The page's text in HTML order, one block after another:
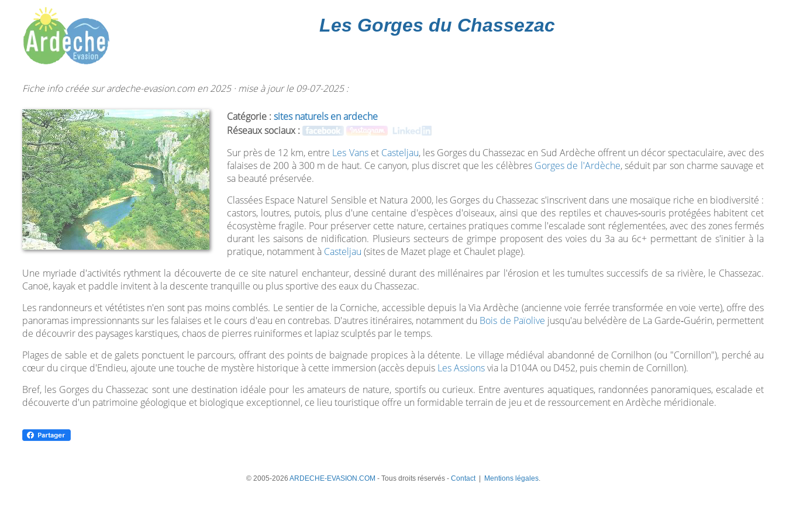
Les Gorges du Chassezac
Fiche info créée sur ardeche-evasion.com en 2025 · mise à jour le 09-07-2025 :
Catégorie :sites naturels en ardeche
Réseaux sociaux :
Sur près de 12 km, entre Les Vanset Casteljau, les Gorges du Chassezac en Sud Ardèche offrent un décor spectaculaire, avec des
falaises de 200 à 300 m de haut. Ce canyon, plus discret que les célèbres Gorges de l'Ardèche, séduit par son charme sauvage et
sa beauté préservée.
Classées Espace Naturel Sensible et Natura 2000, les Gorges du Chassezac s'inscrivent dans une mosaïque riche en biodiversité :
castors, loutres, putois, plus d'une centaine d'espèces d'oiseaux, ainsi que des reptiles et chauves‑souris protégées habitent cet
écosystème fragile. Pour préserver cette nature, certaines pratiques comme l'escalade sont réglementées, avec des zones fermés
durant les saisons de nidification. Plusieurs secteurs de grimpe proposent des voies du 3a au 6c+ permettant de s'initier à la
pratique, notamment à Casteljau (sites de Mazet plage et Chaulet plage).
Une myriade d'activités rythment la découverte de ce site naturel enchanteur, dessiné durant des millénaires par l'érosion et les tumultes successifs de sa rivière, le Chassezac.
Canoë, kayak et paddle invitent à la descente tranquille ou plus sportive des eaux du Chassezac.
Les randonneurs et vététistes n'en sont pas moins comblés. Le sentier de la Corniche, accessible depuis la Via Ardèche (ancienne voie ferrée transformée en voie verte), offre des
panoramas impressionnants sur les falaises et le cours d'eau en contrebas. D'autres itinéraires, notamment du Bois de Païolive jusqu'au belvédère de La Garde‑Guérin, permettent
de découvrir des paysages karstiques, chaos de pierres ruiniformes et lapiaz sculptés par le temps.
Plages de sable et de galets ponctuent le parcours, offrant des points de baignade propices à la détente. Le village médiéval abandonné de Cornilhon (ou "Cornillon"), perché au
cœur du cirque d'Endieu, ajoute une touche de mystère historique à cette immersion (accès depuis Les Assionsvia la D104A ou D452, puis chemin de Cornillon).
Bref, les Gorges du Chassezac sont une destination idéale pour les amateurs de nature, sportifs ou curieux. Entre aventures aquatiques, randonnées panoramiques, escalade et
découverte d'un patrimoine géologique et biologique exceptionnel, ce lieu touristique offre un formidable terrain de jeu et de ressourcement en Ardèche méridionale.
© 2005-2026 ARDECHE-EVASION.COM - Tous droits réservés - Contact| Mentions légales.